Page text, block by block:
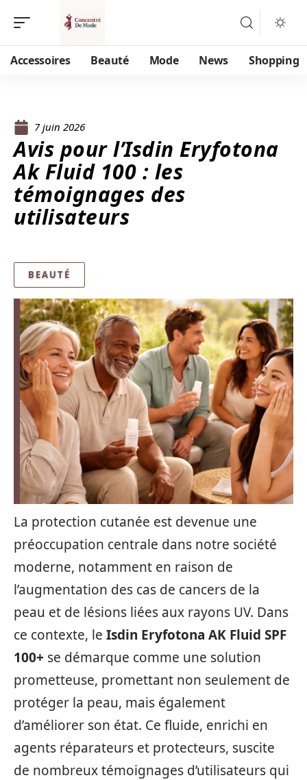
Accessoires Beauté Mode News Shopping
7 juin 2026
Avis pour l’Isdin Eryfotona
Ak Fluid 100 : les
témoignages des
utilisateurs
BEAUTÉ
La protection cutanée est devenue une
préoccupation centrale dans notre société
moderne, notamment en raison de
l’augmentation des cas de cancers de la
peau et de lésions liées aux rayons UV. Dans
ce contexte, le Isdin Eryfotona AK Fluid SPF
100+ se démarque comme une solution
prometteuse, promettant non seulement de
protéger la peau, mais également
d’améliorer son état. Ce fluide, enrichi en
agents réparateurs et protecteurs, suscite
de nombreux témoignages d’utilisateurs qui